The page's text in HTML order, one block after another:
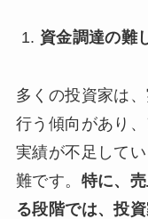
資金調達の難
多くの投資家は
行う傾向があり
実績が不足して
難です。 特に、
る段階では、投